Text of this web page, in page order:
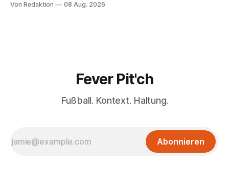
Von Redaktion 08 Aug. 2026
Fever Pit'ch
Fußball. Kontext. Haltung.
Abonnieren